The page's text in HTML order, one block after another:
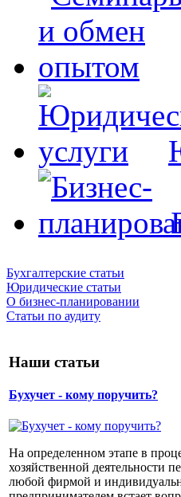
Бухгалтерские статьи
Юридические статьи
О бизнес-планировании
Статьи по аудиту
Наши статьи
Бухучет - кому поручить?
На определенном этапе в
хозяйственной деятельности
любой фирмой и